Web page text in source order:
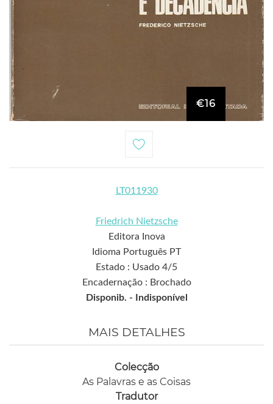
€16
LT011930
Friedrich Nietzsche
Editora Inova
Idioma Português PT
Estado : Usado 4/5
Encadernação : Brochado
Disponib. - Indisponível
MAIS DETALHES
Colecção
As Palavras e as Coisas
Tradutor